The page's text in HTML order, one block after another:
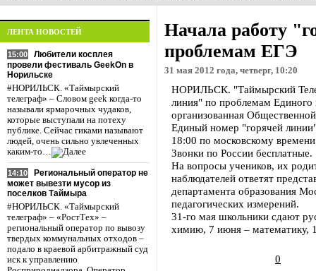
ЛЕНТА НОВОСТЕЙ
15:00
Любители косплея
провели фестиваль GeekOn в
Норильске
#НОРИЛЬСК. «Таймырский
телеграф» – Словом geek когда-то
называли ярмарочных чудаков,
которые выступали на потеху
публике. Сейчас гиками называют
людей, очень сильно увлеченных
каким-то…
14:10
Региональный оператор не
может вывезти мусор из
поселков Таймыра
#НОРИЛЬСК. «Таймырский
телеграф» – «РостТех» –
региональный оператор по вывозу
твердых коммунальных отходов –
подало в краевой арбитражный суд
иск к управлению
Начала работу
проблемам ЕГЭ
31 мая 2012 года, четверг, 10:20
НОРИЛЬСК. "Таймырский
линия" по проблемам Единого
организованная
Единый номер "горячей
18:00 по московскому
Звонки по России бесплатные.
На вопросы учеников, их
наблюдателей ответят
департамента образования
педагогических измерений.
31-го мая школьники сдают
химию, 7 июня – математику,
0